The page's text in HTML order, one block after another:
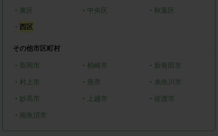
・ 東区 ・ 中央区 ・ 秋葉区
・ 西区
その他市区町村
・ 長岡市 ・ 柏崎市 ・ 新発田市
・ 村上市 ・ 燕市 ・ 糸魚川市
・ 妙高市 ・ 上越市 ・ 佐渡市
・ 南魚沼市